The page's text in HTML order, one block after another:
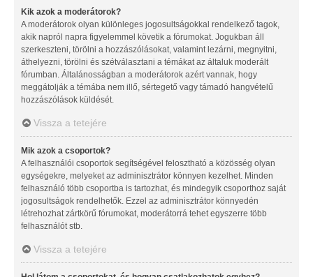
Kik azok a moderátorok?
A moderátorok olyan különleges jogosultságokkal rendelkező tagok,
akik napról napra figyelemmel követik a fórumokat. Jogukban áll
szerkeszteni, törölni a hozzászólásokat, valamint lezárni, megnyitni,
áthelyezni, törölni és szétválasztani a témákat az általuk moderált
fórumban. Általánosságban a moderátorok azért vannak, hogy
meggátolják a témába nem illő, sértegető vagy támadó hangvételű
hozzászólások küldését.
Vissza a tetejére
Mik azok a csoportok?
A felhasználói csoportok segítségével felosztható a közösség olyan
egységekre, melyeket az adminisztrátor könnyen kezelhet. Minden
felhasználó több csoportba is tartozhat, és mindegyik csoporthoz saját
jogosultságok rendelhetők. Ezzel az adminisztrátor könnyedén
létrehozhat zártkörű fórumokat, moderátorrá tehet egyszerre több
felhasználót stb.
Vissza a tetejére